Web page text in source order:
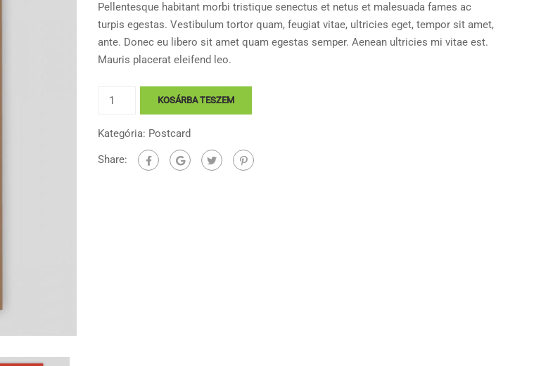
Pellentesque habitant morbi tristique senectus et netus et malesuada fames ac
turpis egestas. Vestibulum tortor quam, feugiat vitae, ultricies eget, tempor sit amet,
ante. Donec eu libero sit amet quam egestas semper. Aenean ultricies mi vitae est.
Mauris placerat eleifend leo.
Klappkarte
kreuzstich
mennyiség
KOSÁRBA TESZEM
Kategória: Postcard
Share: